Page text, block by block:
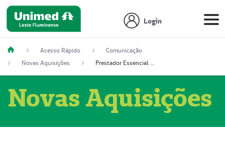
Login
Acesso Rápido
Comunicação
Novas Aquisições
Prestador Essencial Gestão em Saúde Ereli (51004354-7)
Novas Aquisições